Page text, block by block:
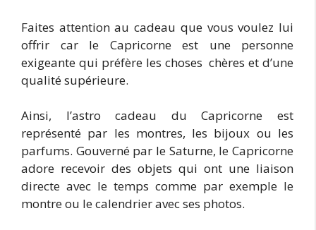
Faites attention au cadeau que vous voulez lui
offrir car le Capricorne est une personne
exigeante qui préfère les choses chères et d’une
qualité supérieure.
Ainsi, l’astro cadeau du Capricorne est
représenté par les montres, les bijoux ou les
parfums. Gouverné par le Saturne, le Capricorne
adore recevoir des objets qui ont une liaison
directe avec le temps comme par exemple le
montre ou le calendrier avec ses photos.